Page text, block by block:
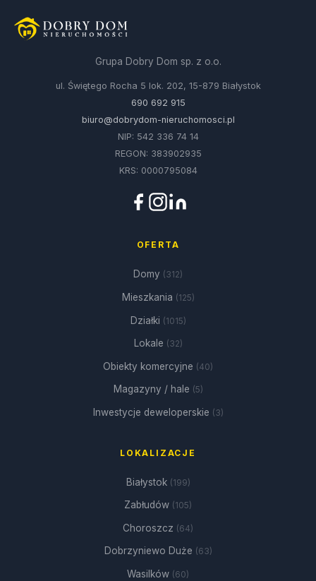
Grupa Dobry Dom sp. z o.o.
ul. Świętego Rocha 5 lok. 202, 15-879 Białystok
690 692 915
biuro@dobrydom-nieruchomosci.pl
NIP: 542 336 74 14
REGON: 383902935
KRS: 0000795084
OFERTA
Domy (312)
Mieszkania (125)
Działki (1015)
Lokale (32)
Obiekty komercyjne (40)
Magazyny / hale (5)
Inwestycje deweloperskie (3)
LOKALIZACJE
Białystok (199)
Zabłudów (105)
Choroszcz (64)
Dobrzyniewo Duże (63)
Wasilków (60)